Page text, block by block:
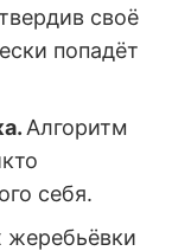
своё
попадёт
Алгоритм
себя.
жеребьёвки